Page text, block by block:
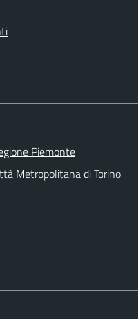
Piemonte
Metropolitana di Torino